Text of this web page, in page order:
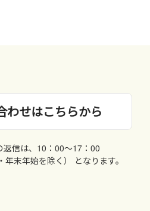
わせはこちらから
返信は、10：00〜17：00
年末年始を除く） となります。